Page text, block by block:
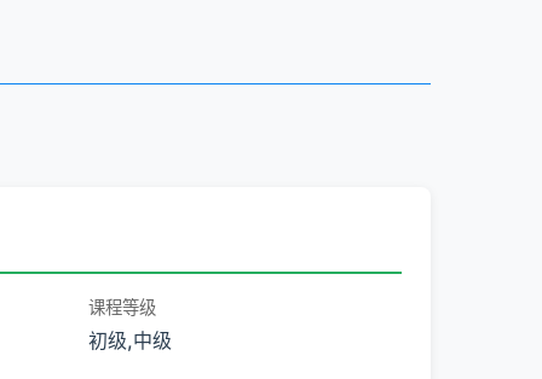
课程等级
初级,中级